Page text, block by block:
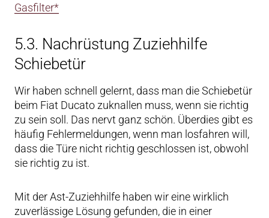
Gasfilter*
5.3. Nachrüstung Zuziehhilfe
Schiebetür
Wir haben schnell gelernt, dass man die Schiebetür
beim Fiat Ducato zuknallen muss, wenn sie richtig
zu sein soll. Das nervt ganz schön. Überdies gibt es
häufig Fehlermeldungen, wenn man losfahren will,
dass die Türe nicht richtig geschlossen ist, obwohl
sie richtig zu ist.
Mit der Ast-Zuziehhilfe haben wir eine wirklich
zuverlässige Lösung gefunden, die in einer